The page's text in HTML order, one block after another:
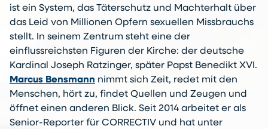
ist ein System, das Täterschutz und Machterhalt über
das Leid von Millionen Opfern sexuellen Missbrauchs
stellt. In seinem Zentrum steht eine der
einflussreichsten Figuren der Kirche: der deutsche
Kardinal Joseph Ratzinger, später Papst Benedikt XVI.
Marcus Bensmann nimmt sich Zeit, redet mit den
Menschen, hört zu, findet Quellen und Zeugen und
öffnet einen anderen Blick. Seit 2014 arbeitet er als
Senior-Reporter für CORRECTIV und hat unter